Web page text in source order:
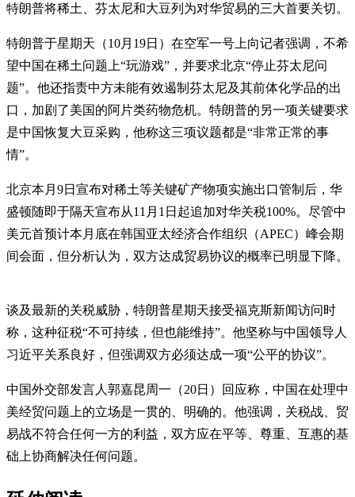
特朗普将稀土、芬太尼和大豆列为对华贸易的三大首要关切。
特朗普于星期天（10月19日）在空军一号上向记者强调，不希
望中国在稀土问题上“玩游戏”，并要求北京“停止芬太尼问
题”。他还指责中方未能有效遏制芬太尼及其前体化学品的出
口，加剧了美国的阿片类药物危机。特朗普的另一项关键要求
是中国恢复大豆采购，他称这三项议题都是“非常正常的事
情”。
北京本月9日宣布对稀土等关键矿产物项实施出口管制后，华
盛顿随即于隔天宣布从11月1日起追加对华关税100%。尽管中
美元首预计本月底在韩国亚太经济合作组织（APEC）峰会期
间会面，但分析认为，双方达成贸易协议的概率已明显下降。
谈及最新的关税威胁，特朗普星期天接受福克斯新闻访问时
称，这种征税“不可持续，但也能维持”。他坚称与中国领导人
习近平关系良好，但强调双方必须达成一项“公平的协议”。
中国外交部发言人郭嘉昆周一（20日）回应称，中国在处理中
美经贸问题上的立场是一贯的、明确的。他强调，关税战、贸
易战不符合任何一方的利益，双方应在平等、尊重、互惠的基
础上协商解决任何问题。